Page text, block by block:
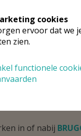
gevonden wat je
in of nabij
cookies
ervoor dat we
zien.
functionele